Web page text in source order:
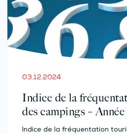
03.12.2024
Indice de la
des campings – Année
Indice de la fréquentation